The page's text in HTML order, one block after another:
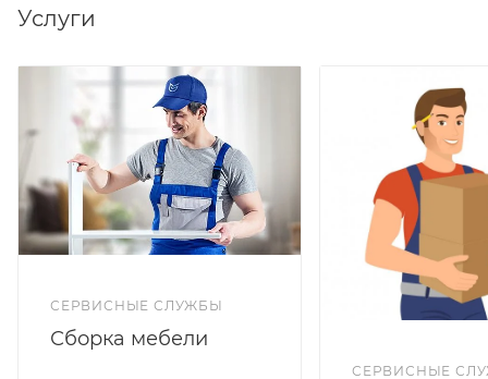
Услуги
СЕРВИСНЫЕ СЛУЖБЫ
Сборка мебели
СЕРВИСНЫЕ